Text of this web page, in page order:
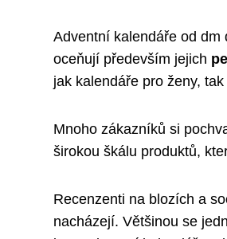
Adventní kalendáře od
oceňují především jejich
jak kalendáře pro ženy,
Mnoho zákazníků si
širokou škálu produktů,
Recenzenti na blozích a
nacházejí. Většinou se